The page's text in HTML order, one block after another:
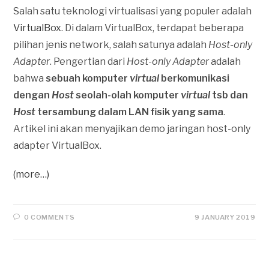
Salah satu teknologi virtualisasi yang populer adalah
VirtualBox. Di dalam VirtualBox, terdapat beberapa
pilihan jenis network, salah satunya adalah Host-only
Adapter. Pengertian dari Host-only Adapteradalah
bahwasebuah komputer virtual berkomunikasi
denganHostseolah-olah komputer virtual tsb dan
Host tersambung dalam LAN fisik yang sama.
Artikel ini akan menyajikan demo jaringan host-only
adapter VirtualBox.
(more…)
0 COMMENTS 9 JANUARY 2019